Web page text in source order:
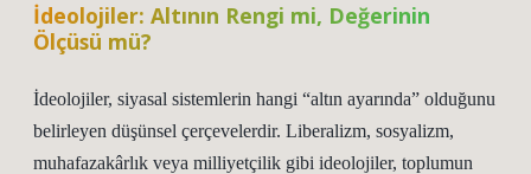
İdeolojiler: Altının Rengi mi, Değerinin
Ölçüsü mü?
İdeolojiler, siyasal sistemlerin hangi “altın ayarında” olduğunu
belirleyen düşünsel çerçevelerdir. Liberalizm, sosyalizm,
muhafazakârlık veya milliyetçilik gibi ideolojiler, toplumun